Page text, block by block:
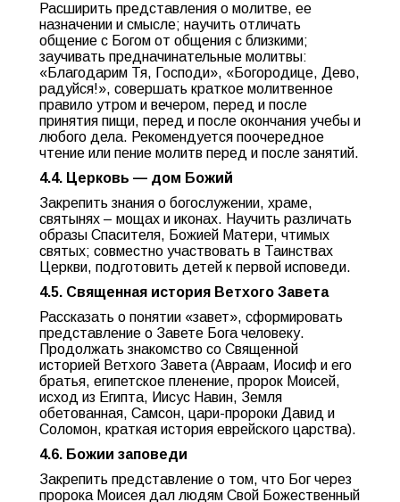
Расширить представления о молитве, ее
назначении и смысле; научить отличать
общение с Богом от общения с близкими;
заучивать предначинательные молитвы:
«Благодарим Тя, Господи», «Богородице, Дево,
радуйся!», совершать краткое молитвенное
правило утром и вечером, перед и после
принятия пищи, перед и после окончания учебы и
любого дела. Рекомендуется поочередное
чтение или пение молитв перед и после занятий.
4.4. Церковь — дом Божий
Закрепить знания о богослужении, храме,
святынях – мощах и иконах. Научить различать
образы Спасителя, Божией Матери, чтимых
святых; совместно участвовать в Таинствах
Церкви, подготовить детей к первой исповеди.
4.5. Священная история Ветхого Завета
Рассказать о понятии «завет», сформировать
представление о Завете Бога человеку.
Продолжать знакомство со Священной
историей Ветхого Завета (Авраам, Иосиф и его
братья, египетское пленение, пророк Моисей,
исход из Египта, Иисус Навин, Земля
обетованная, Самсон, цари-пророки Давид и
Соломон, краткая история еврейского царства).
4.6. Божии заповеди
Закрепить представление о том, что Бог через
пророка Моисея дал людям Свой Божественный